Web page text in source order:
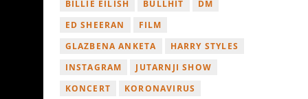
BILLIE EILISH
BULLHIT
DM
ED SHEERAN
FILM
GLAZBENA ANKETA
HARRY STYLES
INSTAGRAM
JUTARNJI SHOW
KONCERT
KORONAVIRUS